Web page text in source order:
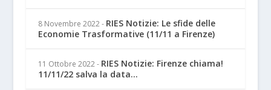
8 Novembre 2022 - RIES Notizie: Le sfide delle
Economie Trasformative (11/11 a Firenze)
11 Ottobre 2022 - RIES Notizie: Firenze chiama!
11/11/22 salva la data...